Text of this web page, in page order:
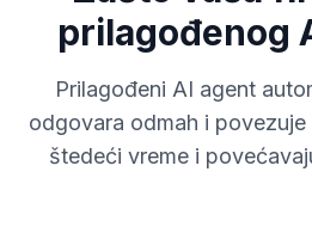
prilagođenog
Prilagođeni AI agent
odgovara odmah i
štedeći vreme i